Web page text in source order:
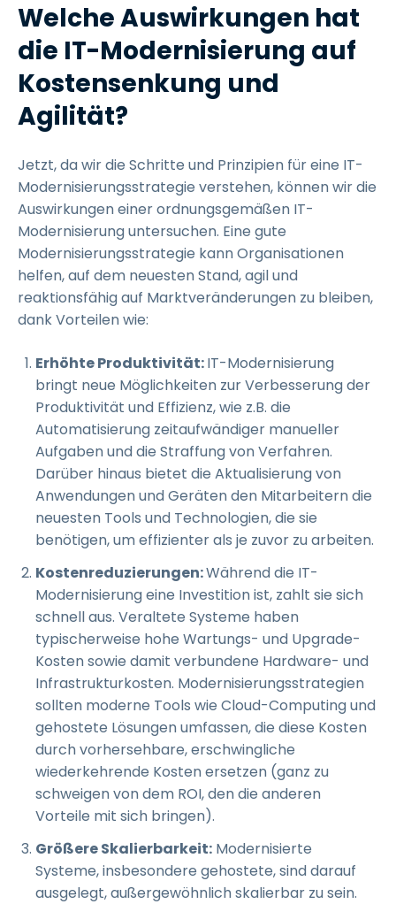
Welche Auswirkungen hat
die IT-Modernisierung auf
Kostensenkung und
Agilität?
Jetzt, da wir die Schritte und Prinzipien für eine IT-
Modernisierungsstrategie verstehen, können wir die
Auswirkungen einer ordnungsgemäßen IT-
Modernisierung untersuchen. Eine gute
Modernisierungsstrategie kann Organisationen
helfen, auf dem neuesten Stand, agil und
reaktionsfähig auf Marktveränderungen zu bleiben,
dank Vorteilen wie:
Erhöhte Produktivität:IT-Modernisierung
bringt neue Möglichkeiten zur Verbesserung der
Produktivität und Effizienz, wie z.B. die
Automatisierung zeitaufwändiger manueller
Aufgaben und die Straffung von Verfahren.
Darüber hinaus bietet die Aktualisierung von
Anwendungen und Geräten den Mitarbeitern die
neuesten Tools und Technologien, die sie
benötigen, um effizienter als je zuvor zu arbeiten.
Kostenreduzierungen:Während die IT-
Modernisierung eine Investition ist, zahlt sie sich
schnell aus. Veraltete Systeme haben
typischerweise hohe Wartungs- und Upgrade-
Kosten sowie damit verbundene Hardware- und
Infrastrukturkosten. Modernisierungsstrategien
sollten moderne Tools wie Cloud-Computing und
gehostete Lösungen umfassen, die diese Kosten
durch vorhersehbare, erschwingliche
wiederkehrende Kosten ersetzen (ganz zu
schweigen von dem ROI, den die anderen
Vorteile mit sich bringen).
Größere Skalierbarkeit: Modernisierte
Systeme, insbesondere gehostete, sind darauf
ausgelegt, außergewöhnlich skalierbar zu sein.